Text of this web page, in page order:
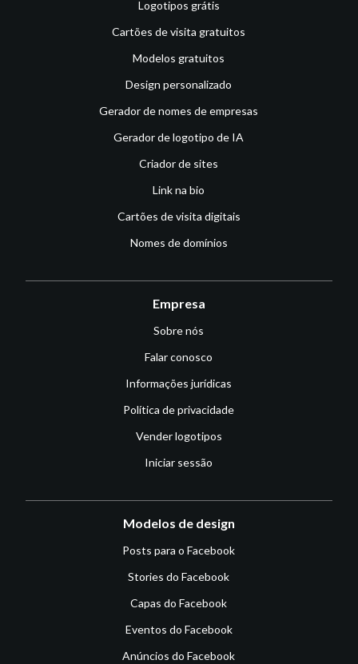
Logotipos grátis
Cartões de visita gratuitos
Modelos gratuitos
Design personalizado
Gerador de nomes de empresas
Gerador de logotipo de IA
Criador de sites
Link na bio
Cartões de visita digitais
Nomes de domínios
Empresa
Sobre nós
Falar conosco
Informações jurídicas
Política de privacidade
Vender logotipos
Iniciar sessão
Modelos de design
Posts para o Facebook
Stories do Facebook
Capas do Facebook
Eventos do Facebook
Anúncios do Facebook